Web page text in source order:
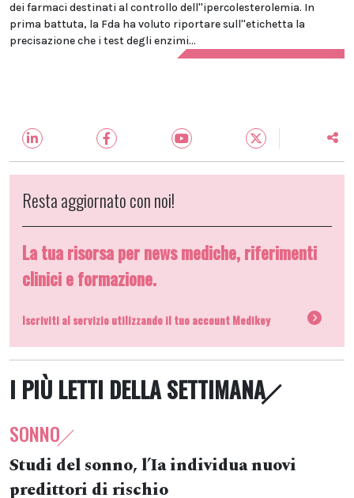
dei farmaci destinati al controllo dell''ipercolesterolemia. In
prima battuta, la Fda ha voluto riportare sull''etichetta la
precisazione che i test degli enzimi...
Resta aggiornato con noi!
La tua risorsa per news mediche, riferimenti
clinici e formazione.
Iscriviti al servizio utilizzando il tuo account Medikey
I PIÙ LETTI DELLA SETTIMANA
SONNO
Studi del sonno, l’Ia individua nuovi
predittori di rischio